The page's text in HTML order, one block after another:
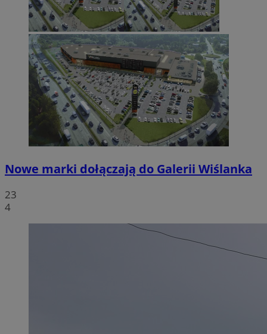
Nowe marki dołączają do Galerii Wiślanka
23
4